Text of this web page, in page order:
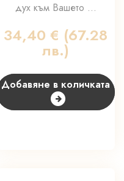
дух към Вашето ...
34,40 € (67.28
лв.)
Добавяне в количката